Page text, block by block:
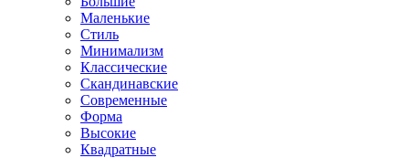
Маленькие
Стиль
Минимализм
Классические
Скандинавские
Современные
Форма
Высокие
Квадратные